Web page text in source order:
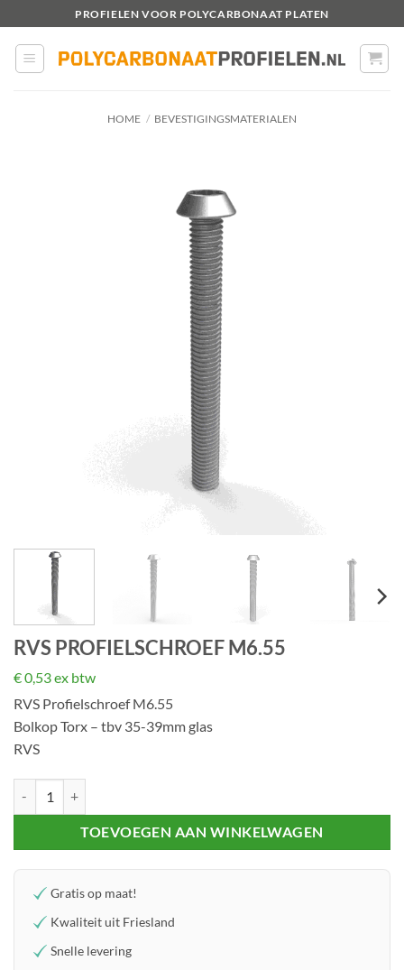
naar
inhoud
PROFIELEN VOOR POLYCARBONAAT PLATEN
HOME / BEVESTIGINGSMATERIALEN
RVS PROFIELSCHROEF M6.55
€0,53ex btw
RVS Profielschroef M6.55
Bolkop Torx – tbv 35-39mm glas
RVS
TOEVOEGEN AAN WINKELWAGEN
Gratis op maat!
Kwaliteit uit Friesland
Snelle levering